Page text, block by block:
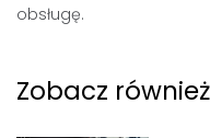
obsługę.
Zobacz również